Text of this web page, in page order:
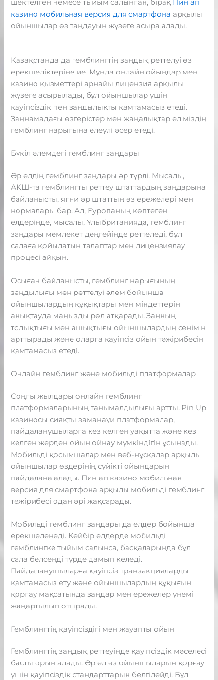
шектелген немесе тыйым салынған, бірақ Пин ап
казино мобильная версия для смартфона арқылы
ойыншылар өз таңдауын жүзеге асыра алады.
Қазақстанда да гемблингтің заңдық реттелуі өз
ерекшеліктеріне ие. Мұнда онлайн ойындар мен
казино қызметтері арнайы лицензия арқылы
жүзеге асырылады, бұл ойыншылар үшін
қауіпсіздік пен заңдылықты қамтамасыз етеді.
Заңнамадағы өзгерістер мен жаңалықтар еліміздің
гемблинг нарығына елеулі әсер етеді.
Бүкіл әлемдегі гемблинг заңдары
Әр елдің гемблинг заңдары әр түрлі. Мысалы,
АҚШ-та гемблингты реттеу штаттардың заңдарына
байланысты, яғни әр штаттың өз ережелері мен
нормалары бар. Ал, Еуропаның көптеген
елдерінде, мысалы, Ұлыбританияда, гемблинг
заңдары мемлекет деңгейінде реттеледі, бұл
салаға қойылатын талаптар мен лицензиялау
процесі айқын.
Осыған байланысты, гемблинг нарығының
заңдылығы мен реттелуі әлем бойынша
ойыншылардың құқықтары мен міндеттерін
анықтауда маңызды рөл атқарады. Заңның
толықтығы мен ашықтығы ойыншылардың сенімін
арттырады және оларға қауіпсіз ойын тәжірибесін
қамтамасыз етеді.
Онлайн гемблинг және мобильді платформалар
Соңғы жылдары онлайн гемблинг
платформаларының танымалдылығы артты. Pin Up
казиносы сияқты заманауи платформалар,
пайдаланушыларға кез келген уақытта және кез
келген жерден ойын ойнау мүмкіндігін ұсынады.
Мобильді қосымшалар мен веб-нұсқалар арқылы
ойыншылар өздерінің сүйікті ойындарын
пайдалана алады. Пин ап казино мобильная
версия для смартфона арқылы мобильді гемблинг
тәжірибесі одан әрі жақсарады.
Мобильді гемблинг заңдары да елдер бойынша
ерекшеленеді. Кейбір елдерде мобильді
гемблингке тыйым салынса, басқаларында бұл
сала белсенді түрде дамып келеді.
Пайдаланушыларға қауіпсіз транзакцияларды
қамтамасыз ету және ойыншылардың құқығын
қорғау мақсатында заңдар мен ережелер үнемі
жаңартылып отырады.
Гемблингтің қауіпсіздігі мен жауапты ойын
Гемблингтің заңдық реттеуінде қауіпсіздік мәселесі
басты орын алады. Әр ел өз ойыншыларын қорғау
үшін қауіпсіздік стандарттарын белгілейді. Бұл